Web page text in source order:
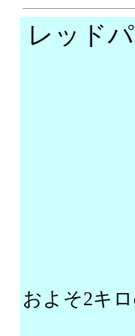
レッド
およそ2キ